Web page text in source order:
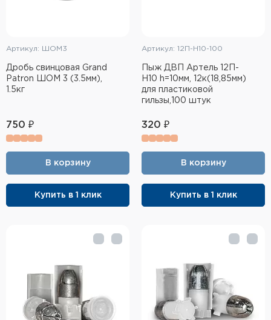
Артикул: ШОМ3
Дробь свинцовая Grand
Patron ШОМ 3 (3.5мм),
1.5кг
750 ₽
В корзину
Купить в 1 клик
Артикул: 12П-Н10-100
Пыж ДВП Артель 12П-
Н10 h=10мм, 12к(18,85мм)
для пластиковой
гильзы,100 штук
320 ₽
В корзину
Купить в 1 клик